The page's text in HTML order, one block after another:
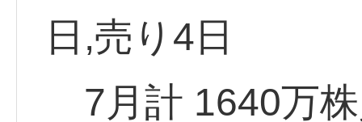
日,売り4日
7月計 1640万